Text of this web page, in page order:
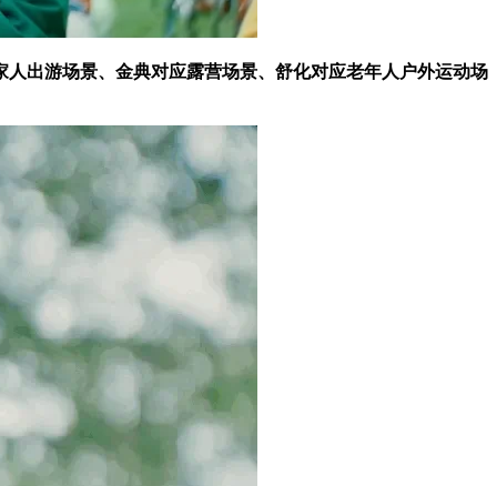
出游场景、金典对应露营场景、舒化对应老年人户外运动场